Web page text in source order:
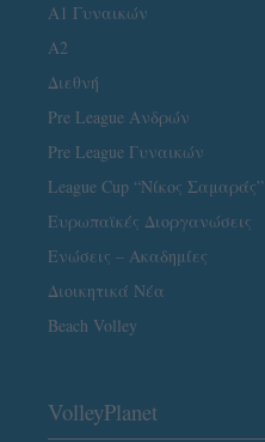
Α1 Γυναικών
A2
Διεθνή
Pre League Ανδρών
Pre League Γυναικών
League Cup “Νίκος Σαμαράς”
Ευρωπαϊκές Διοργανώσεις
Ενώσεις – Ακαδημίες
Διοικητικά Νέα
Beach Volley
VolleyPlanet